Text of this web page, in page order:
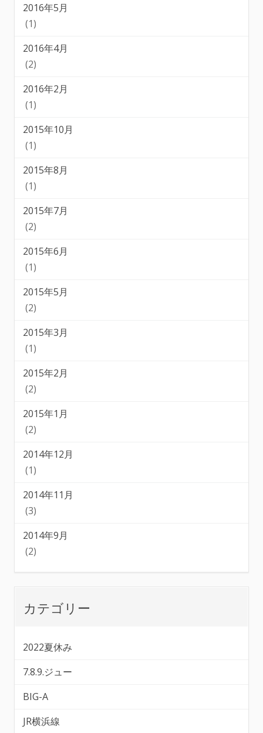
2016年5月
(1)
2016年4月
(2)
2016年2月
(1)
2015年10月
(1)
2015年8月
(1)
2015年7月
(2)
2015年6月
(1)
2015年5月
(2)
2015年3月
(1)
2015年2月
(2)
2015年1月
(2)
2014年12月
(1)
2014年11月
(3)
2014年9月
(2)
カテゴリー
2022夏休み
7.8.9.ジュー
BIG-A
JR横浜線